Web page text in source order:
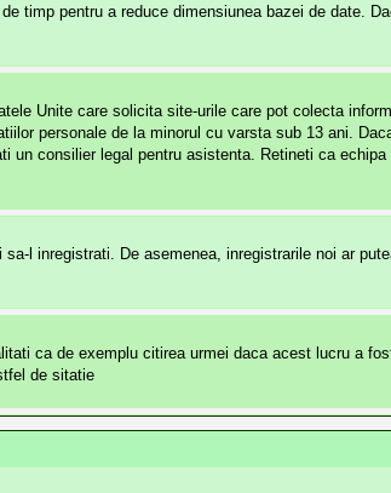
timp pentru a reduce dimensiunea bazei de date.
Unite care solicita site-urile care pot colecta
personale de la minorul cu varsta sub 13 ani.
consilier legal pentru asistenta. Retineti ca
l inregistrati. De asemenea, inregistrarile noi ar
ca de exemplu citirea urmei daca acest lucru a
de sitatie